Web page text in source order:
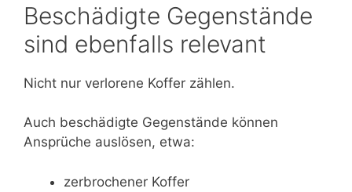
Beschädigte Gegenstände
sind ebenfalls relevant
Nicht nur verlorene Koffer zählen.
Auch beschädigte Gegenstände können
Ansprüche auslösen, etwa:
zerbrochener Koffer